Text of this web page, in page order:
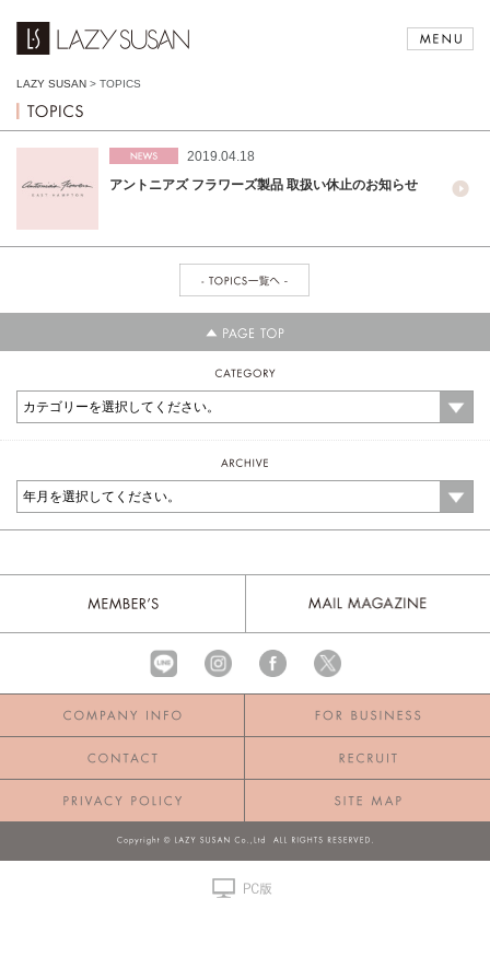
LAZY SUSAN > TOPICS
2019.04.18
アントニアズ フラワーズ製品 取扱い休止のお知らせ